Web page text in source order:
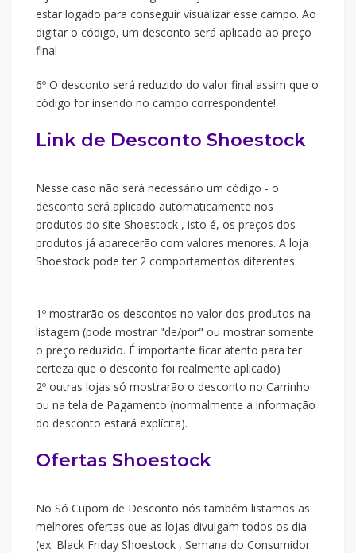
estar logado para conseguir visualizar esse campo. Ao
digitar o código, um desconto será aplicado ao preço
final
6º O desconto será reduzido do valor final assim que o
código for inserido no campo correspondente!
Link de Desconto Shoestock
Nesse caso não será necessário um código - o
desconto será aplicado automaticamente nos
produtos do site Shoestock , isto é, os preços dos
produtos já aparecerão com valores menores. A loja
Shoestock pode ter 2 comportamentos diferentes:
1º mostrarão os descontos no valor dos produtos na
listagem (pode mostrar "de/por" ou mostrar somente
o preço reduzido. É importante ficar atento para ter
certeza que o desconto foi realmente aplicado)
2º outras lojas só mostrarão o desconto no Carrinho
ou na tela de Pagamento (normalmente a informação
do desconto estará explícita).
Ofertas Shoestock
No Só Cupom de Desconto nós também listamos as
melhores ofertas que as lojas divulgam todos os dia
(ex: Black Friday Shoestock , Semana do Consumidor